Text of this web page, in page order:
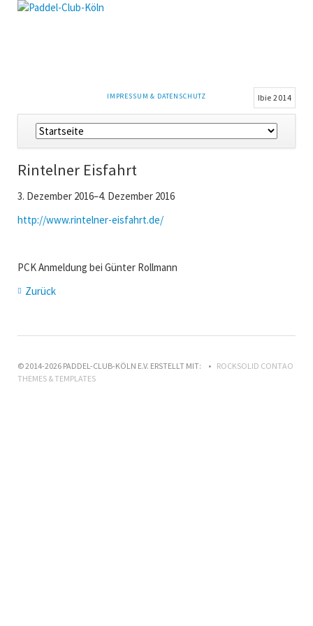
NAVIGATION
IMPRESSUM & DATENSCHUTZ Ibie 2014
Navigation
überspringen
Rintelner Eisfahrt
3. Dezember 2016–4. Dezember 2016
http://www.rintelner-eisfahrt.de/
PCK Anmeldung bei Günter Rollmann
Zurück
© 2014-2026 PADDEL-CLUB-KÖLN E.V. ERSTELLT MIT:
ROCKSOLID CONTAO
THEMES & TEMPLATES